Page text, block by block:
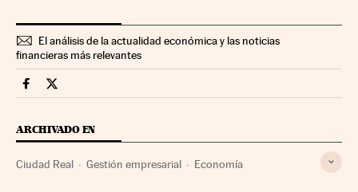
El análisis de la actualidad económica y las noticias
financieras más relevantes
Economia Cinco Días en Facebook
Economia Cinco Días en Twitter
ARCHIVADO EN
Ciudad Real Gestión empresarial Economía